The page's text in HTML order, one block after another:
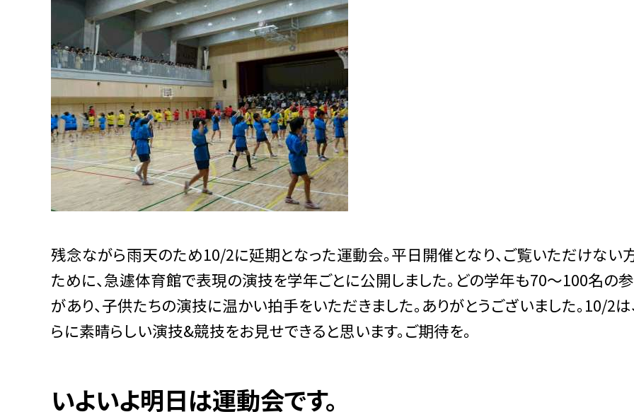
残念ながら雨天のため10/2に延期となった運動会。平日開催となり、ご覧いただけない
ために、急遽体育館で表現の演技を学年ごとに公開しました。どの学年も70〜100名の
があり、子供たちの演技に温かい拍手をいただきました。ありがとうございました。10/2は
らに素晴らしい演技&競技をお見せできると思います。ご期待を。
いよいよ明日は運動会です。